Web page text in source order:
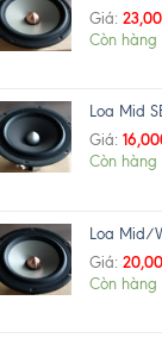
Giá:
Còn hàng
Loa Mid
Giá:
Còn hàng
Loa Mid/
Giá:
Còn hàng